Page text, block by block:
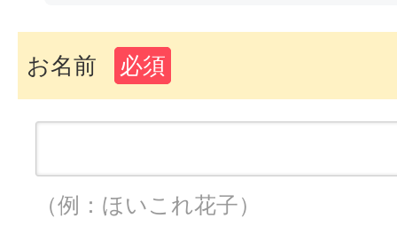
お名前 必須
（例：ほいこれ花子）